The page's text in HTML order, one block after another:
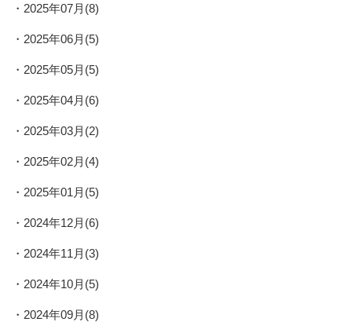
2025年07月(8)
2025年06月(5)
2025年05月(5)
2025年04月(6)
2025年03月(2)
2025年02月(4)
2025年01月(5)
2024年12月(6)
2024年11月(3)
2024年10月(5)
2024年09月(8)